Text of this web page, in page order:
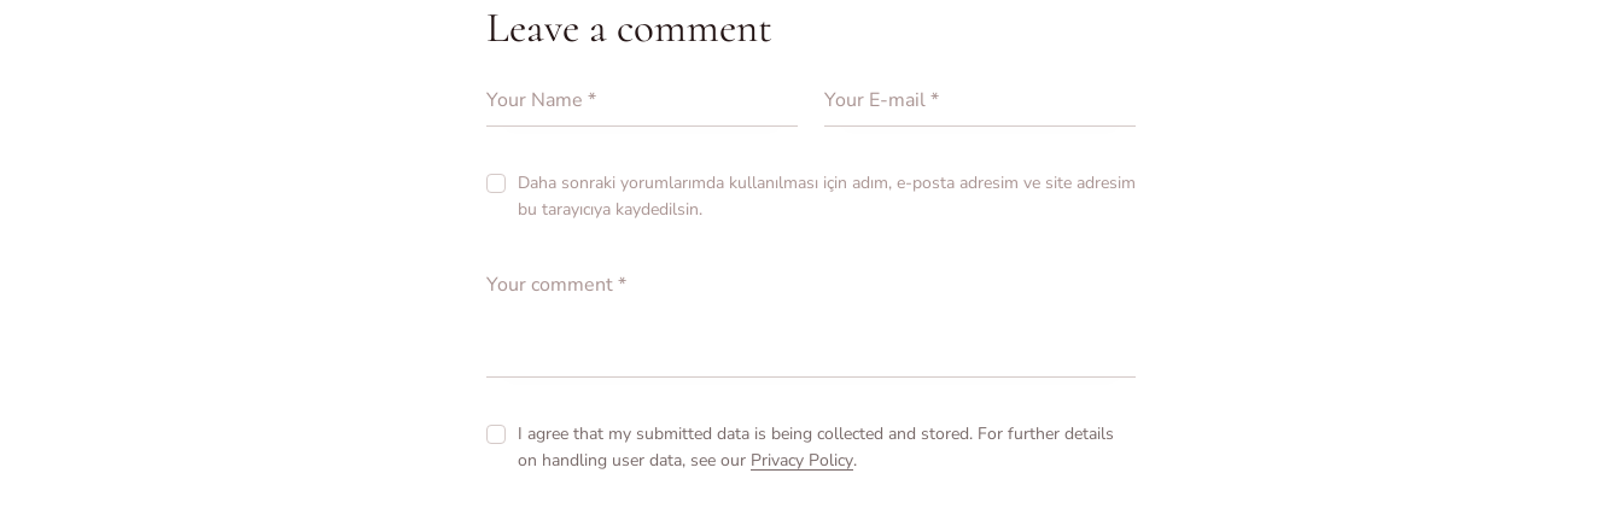
Leave a comment
Daha sonraki yorumlarımda kullanılması için adım, e-posta adresim ve site adresim
bu tarayıcıya kaydedilsin.
I agree that my submitted data is being collected and stored. For further details
on handling user data, see our Privacy Policy.